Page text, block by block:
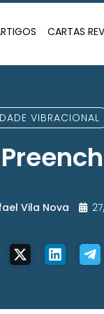
CARTAS
VIBRACIONAL
Vila Nova